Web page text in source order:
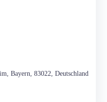
Bayern, 83022, Deutschland